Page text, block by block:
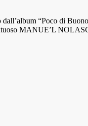
“Poco di
MANUE’L